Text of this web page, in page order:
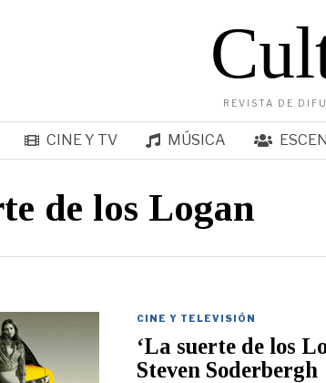
REVISTA DE
CINE Y TV MÚSICA
de los Logan
CINE Y TELEVISIÓN
‘La suerte de los
Steven Soderbergh